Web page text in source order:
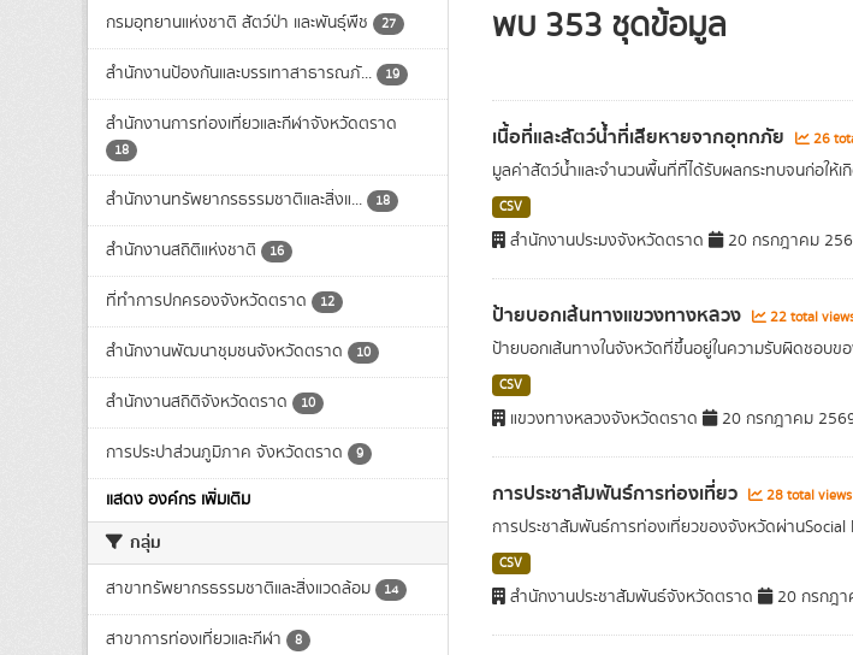
กรมอุทยานแห่งชาติ สัตว์ป่า และพันธุ์พืช 27
สำนักงานป้องกันและบรรเทาสาธารณภั... 19
สำนักงานการท่องเที่ยวและกีฬาจังหวัดตราด
18
สำนักงานทรัพยากรธรรมชาติและสิ่งแ... 18
สำนักงานสถิติแห่งชาติ 16
ที่ทำการปกครองจังหวัดตราด 12
สำนักงานพัฒนาชุมชนจังหวัดตราด 10
สำนักงานสถิติจังหวัดตราด 10
การประปาส่วนภูมิภาค จังหวัดตราด 9
แสดง องค์กร เพิ่มเติม
กลุ่ม
สาขาทรัพยากรธรรมชาติและสิ่งแวดล้อม 14
สาขาการท่องเที่ยวและกีฬา 8
พบ 353 ชุดข้อมูล
เนื้อที่และสัตว์น้ำที่เสียหายจากอุทกภัย 26
มูลค่าสัตว์น้ำและจำนวนพื้นที่ที่ได้รับผลกระทบจนก่อให้
CSV
สำนักงานประมงจังหวัดตราด 20 กรกฎาคม
ป้ายบอกเส้นทางแขวงทางหลวง 22 total
ป้ายบอกเส้นทางในจังหวัดที่ขึ้นอยู่ในความรับผิดชอบ
CSV
แขวงทางหลวงจังหวัดตราด 20 กรกฎาคม
การประชาสัมพันธ์การท่องเที่ยว 28 total views
การประชาสัมพันธ์การท่องเที่ยวของจังหวัดผ่านSocial
CSV
สำนักงานประชาสัมพันธ์จังหวัดตราด 20 กรกฎา